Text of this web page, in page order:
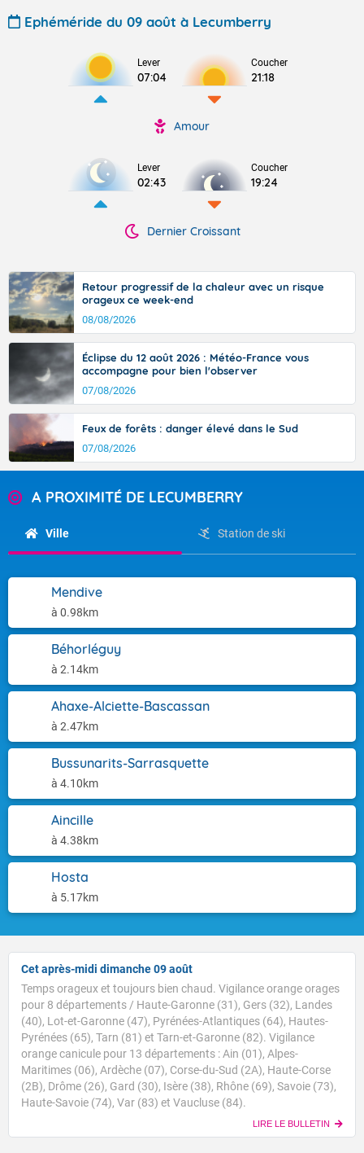
Ephéméride du 09 août à Lecumberry
Lever
07:04
Coucher
21:18
Amour
Lever
02:43
Coucher
19:24
Dernier Croissant
Retour progressif de la chaleur avec un risque
orageux ce week-end
08/08/2026
Éclipse du 12 août 2026 : Météo-France vous
accompagne pour bien l'observer
07/08/2026
Feux de forêts : danger élevé dans le Sud
07/08/2026
A PROXIMITÉ DE LECUMBERRY
Ville Station de ski
Mendive
à 0.98km
Béhorléguy
à 2.14km
Ahaxe-Alciette-Bascassan
à 2.47km
Bussunarits-Sarrasquette
à 4.10km
Aincille
à 4.38km
Hosta
à 5.17km
Cet après-midi dimanche 09 août
Temps orageux et toujours bien chaud. Vigilance orange orages
pour 8 départements / Haute-Garonne (31), Gers (32), Landes
(40), Lot-et-Garonne (47), Pyrénées-Atlantiques (64), Hautes-
Pyrénées (65), Tarn (81) et Tarn-et-Garonne (82). Vigilance
orange canicule pour 13 départements : Ain (01), Alpes-
Maritimes (06), Ardèche (07), Corse-du-Sud (2A), Haute-Corse
(2B), Drôme (26), Gard (30), Isère (38), Rhône (69), Savoie (73),
Haute-Savoie (74), Var (83) et Vaucluse (84).
LIRE LE BULLETIN